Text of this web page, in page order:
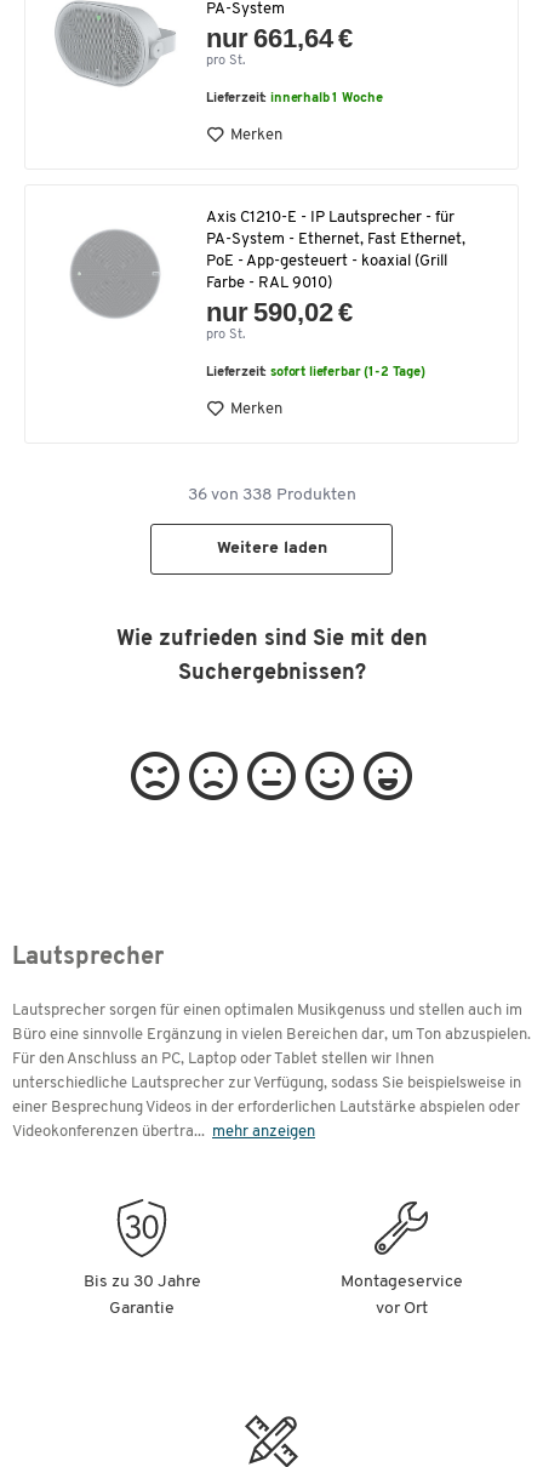
PA-System
nur 661,64 €
pro St.
Lieferzeit:innerhalb 1 Woche
Merken
Axis C1210-E - IP Lautsprecher - für
PA-System - Ethernet, Fast Ethernet,
PoE - App-gesteuert - koaxial (Grill
Farbe - RAL 9010)
nur 590,02 €
pro St.
Lieferzeit:sofort lieferbar (1-2 Tage)
Merken
36von 338 Produkten
Weitere laden
Wie zufrieden sind Sie mit den
Suchergebnissen?
Lautsprecher
Lautsprecher sorgen für einen optimalen Musikgenuss und stellen auch im
Büro eine sinnvolle Ergänzung in vielen Bereichen dar, um Ton abzuspielen.
Für den Anschluss an PC, Laptop oder Tablet stellen wir Ihnen
unterschiedliche Lautsprecher zur Verfügung, sodass Sie beispielsweise in
einer Besprechung Videos in der erforderlichen Lautstärke abspielen oder
Videokonferenzen übertra... mehr anzeigen
Bis zu 30 Jahre
Garantie
Montageservice
vor Ort